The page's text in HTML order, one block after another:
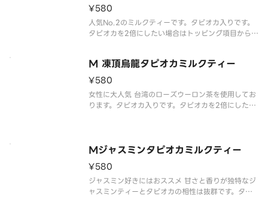
¥580
人気No.2のミルクティーです。タピオカ入りです。
タピオカを2倍にしたい場合はトッピング項目からタ
The most popular no.2 milk tea. Contains tap
ioka.
M 凍頂烏龍タピオカミルクティー
¥580
女性に大人気 台湾のローズウーロン茶を使用してお
ります。タピオカ入りです。タピオカを2倍にしたい
That is very popular amonng women. Made
Mジャスミンタピオカミルクティー
¥580
ジャスミン好きにはおススメ 甘さと香りが独特なジ
ャスミンティーとタピオカの相性は抜群です。タピ